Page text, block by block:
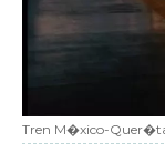
Tren M�xico-